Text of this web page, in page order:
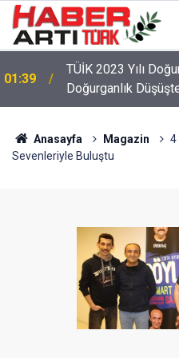
01:39
TÜİK 2023 Yılı
Doğurganlık
Anasayfa Magazin
4
Sevenleriyle Buluştu